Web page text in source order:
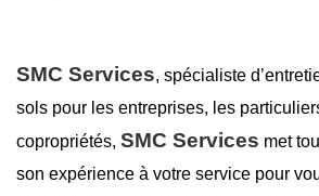
SMC Services, spécialiste
sols pour les entreprises, les
copropriétés, SMC Services met
son expérience à votre service pour